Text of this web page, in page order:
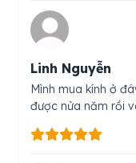
Linh Nguyễn
Mình mua kính ở
được nửa năm rồi